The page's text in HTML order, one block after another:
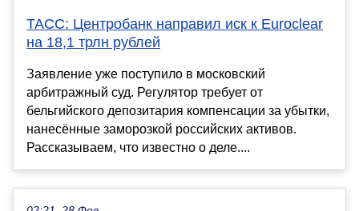
ТАСС: Центробанк направил иск к Euroclear
на 18,1 трлн рублей
Заявление уже поступило в московский
арбитражный суд. Регулятор требует от
бельгийского депозитария компенсации за убытки,
нанесённые заморозкой российских активов.
Рассказываем, что известно о деле....